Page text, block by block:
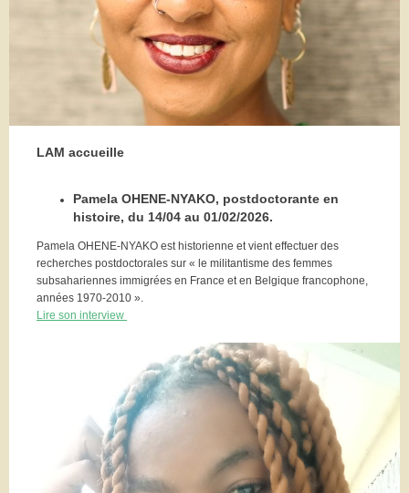
LAM accueille
Pamela OHENE-NYAKO, postdoctorante en
histoire, du 14/04 au 01/02/2026.
Pamela OHENE-NYAKO est historienne et vient effectuer des
recherches postdoctorales sur « le militantisme des femmes
subsahariennes immigrées en France et en Belgique francophone,
années 1970-2010 ».
Lire son interview